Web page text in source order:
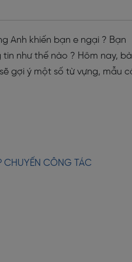
Anh khiến bạn e ngại ? Bạn
như thế nào ? Hôm nay,
gợi ý một số từ vựng, mẫu
CHUYẾN CÔNG TÁC